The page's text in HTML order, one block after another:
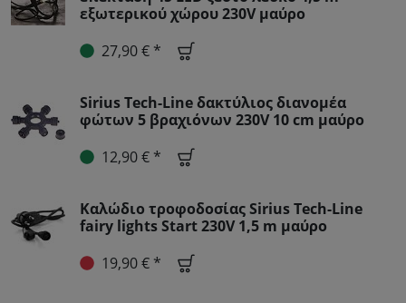
εξωτερικού χώρου 230V μαύρο
27,90 € *
Sirius Tech-Line δακτύλιος διανομέα
φώτων 5 βραχιόνων 230V 10 cm μαύρο
12,90 € *
Καλώδιο τροφοδοσίας Sirius Tech-Line
fairy lights Start 230V 1,5 m μαύρο
19,90 € *